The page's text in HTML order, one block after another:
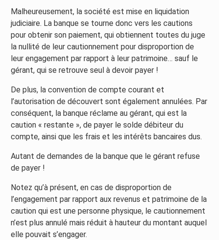
Malheureusement, la société est mise en liquidation
judiciaire. La banque se tourne donc vers les cautions
pour obtenir son paiement, qui obtiennent toutes du juge
la nullité de leur cautionnement pour disproportion de
leur engagement par rapport à leur patrimoine… sauf le
gérant, qui se retrouve seul à devoir payer !
De plus, la convention de compte courant et
l’autorisation de découvert sont également annulées. Par
conséquent, la banque réclame au gérant, qui est la
caution « restante », de payer le solde débiteur du
compte, ainsi que les frais et les intérêts bancaires dus.
Autant de demandes de la banque que le gérant refuse
de payer !
Notez qu’à présent, en cas de disproportion de
l’engagement par rapport aux revenus et patrimoine de la
caution qui est une personne physique, le cautionnement
n’est plus annulé mais réduit à hauteur du montant auquel
elle pouvait s’engager.